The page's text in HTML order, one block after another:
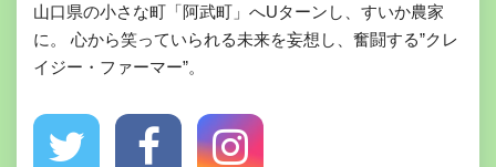
山口県の小さな町「阿武町」へUターンし、すいか農家
に。 心から笑っていられる未来を妄想し、奮闘する”クレ
イジー・ファーマー”。